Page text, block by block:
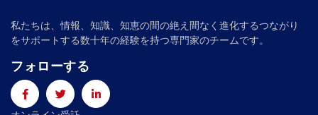
私たちは、情報、知識、知恵の間の絶え間なく進化するつながり
をサポートする数十年の経験を持つ専門家のチームです。
フォローする